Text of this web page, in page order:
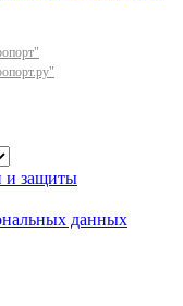
и защиты
данных